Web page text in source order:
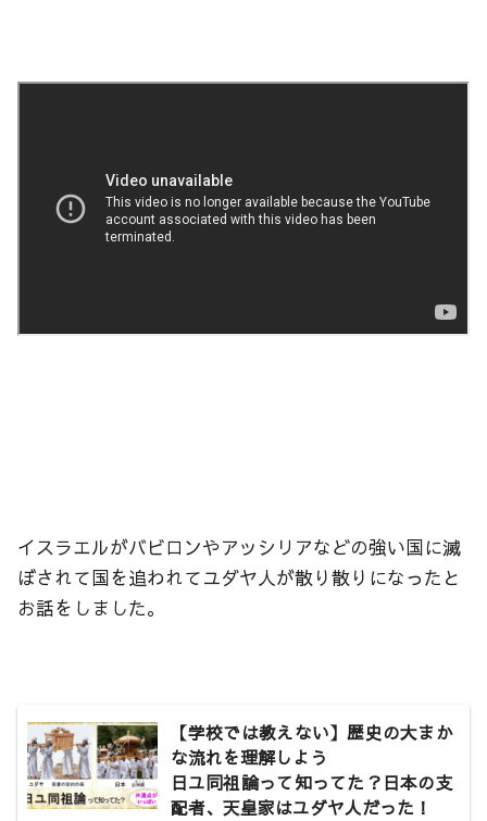
イスラエルがバビロンやアッシリアなどの強い国に滅
ぼされて国を追われてユダヤ人が散り散りになったと
お話をしました。
【学校では教えない】歴史の大まか
な流れを理解しよう
日ユ同祖論って知ってた？日本の支
配者、天皇家はユダヤ人だった！